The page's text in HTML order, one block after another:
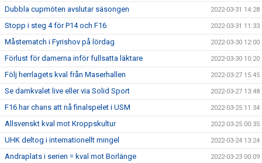
Dubbla cupmöten avslutar säsongen 2022-03-31 14:28
Stopp i steg 4 för P14 och F16 2022-03-31 11:33
Måstematch i Fyrishov på lördag 2022-03-30 12:00
Förlust för damerna inför fullsatta läktare 2022-03-30 10:20
Följ herrlagets kval från Maserhallen 2022-03-27 15:45
Se damkvalet live eller via Solid Sport 2022-03-27 13:48
F16 har chans att nå finalspelet i USM 2022-03-25 11:34
Allsvenskt kval mot Kroppskultur 2022-03-25 00:35
UHK deltog i internationellt mingel 2022-03-24 13:24
Andraplats i serien = kval mot Borlänge 2022-03-23 00:09